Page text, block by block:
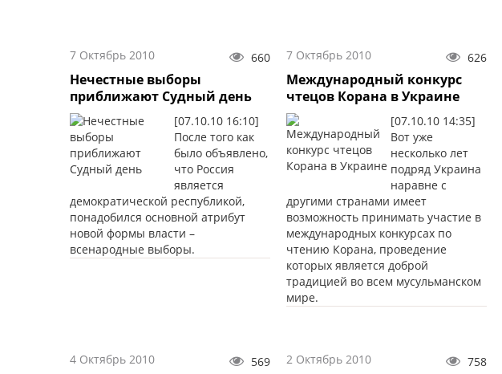
7 Октябрь 2010 660
Нечестные выборы
приближают Судный день
[07.10.10 16:10]
После того как
было объявлено,
что Россия
является
демократической республикой,
понадобился основной атрибут
новой формы власти –
всенародные выборы.
7 Октябрь 2010 626
Международный конкурс
чтецов Корана в Украине
[07.10.10 14:35]
Вот уже
несколько лет
подряд Украина
наравне с
другими странами имеет
возможность принимать участие в
международных конкурсах по
чтению Корана, проведение
которых является доброй
традицией во всем мусульманском
мире.
4 Октябрь 2010 569 2 Октябрь 2010 758